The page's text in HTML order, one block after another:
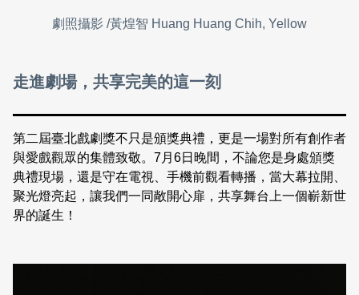
劇照攝影 /黃煌智 Huang Huang Chih, Yellow
走進劇場，共享完美的這一刻
第二屆臺北戲劇獎不只是頒獎典禮，更是一場對所有創作者
與愛戲觀眾的集體致敬。7月6日晚間，不論您是身處頒獎
典禮現場，還是守在電視、手機前觀看轉播，當大幕拉開、
聚光燈亮起，讓我們一同敞開心扉，共享舞台上一個嶄新世
界的誕生！